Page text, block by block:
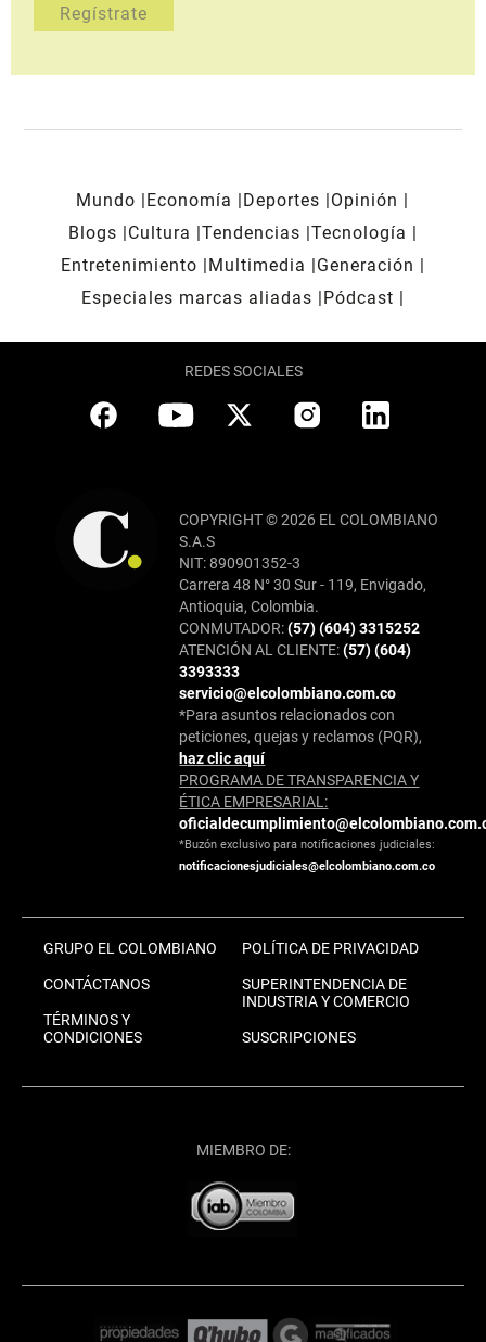
Mundo Economía Deportes
Opinión
Blogs
Cultura Tendencias Tecnología
Entretenimiento
Multimedia
Generación
Especiales marcas aliadas
Pódcast
REDES SOCIALES
COPYRIGHT © 2026 EL COLOMBIANO
S.A.S
NIT: 890901352-3
Carrera 48 N° 30 Sur - 119, Envigado,
Antioquia, Colombia.
CONMUTADOR:(57) (604) 3315252
ATENCIÓN AL CLIENTE:(57) (604)
3393333
servicio@elcolombiano.com.co
*Para asuntos relacionados con
peticiones, quejas y reclamos (PQR),
haz clic aquí
PROGRAMA DE TRANSPARENCIA Y
ÉTICA EMPRESARIAL:
*Buzón exclusivo para notificaciones judiciales:
notificacionesjudiciales@elcolombiano.com.co
GRUPO EL COLOMBIANO
CONTÁCTANOS
TÉRMINOS Y
CONDICIONES
POLÍTICA DE PRIVACIDAD
SUPERINTENDENCIA DE
INDUSTRIA Y COMERCIO
SUSCRIPCIONES
MIEMBRO DE: